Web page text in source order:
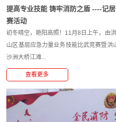
提高专业技能 铸牢消防之盾 ----记
赛活动
初冬晴空，艳阳高照！11月8日上午，由
山区基层应急力量业务技能比武竞赛暨
沙洲大桥江滩...
查看更多